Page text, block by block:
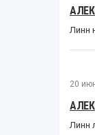
Линн
20
Линн